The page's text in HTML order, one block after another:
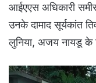
आईएएस अधिकारी
उनके दामाद सूर्यकांत
लुनिया, अजय नायडू के